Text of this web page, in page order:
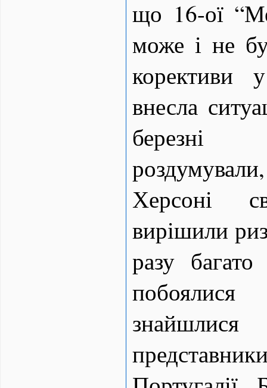
що 16-ої
може і не
корективи
внесла
березні
Херсоні
вирішили
разу
побоялися